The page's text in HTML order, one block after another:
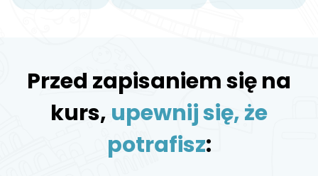
Przed zapisaniem się na
kurs, upewnij się, że
potrafisz: